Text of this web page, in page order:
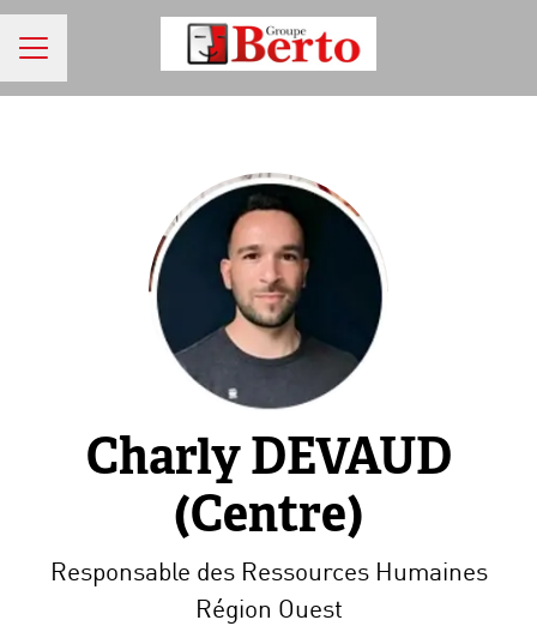
MENU CARRIÈRE
Charly DEVAUD
(Centre)
Responsable des Ressources Humaines
Région Ouest